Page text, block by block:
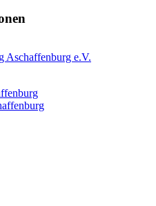
Aschaffenburg e.V.